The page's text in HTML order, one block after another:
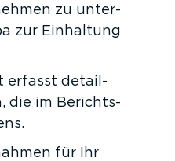
zu unter­
zur Einhaltung
erfasst detail­
die im Berichts­
für Ihr